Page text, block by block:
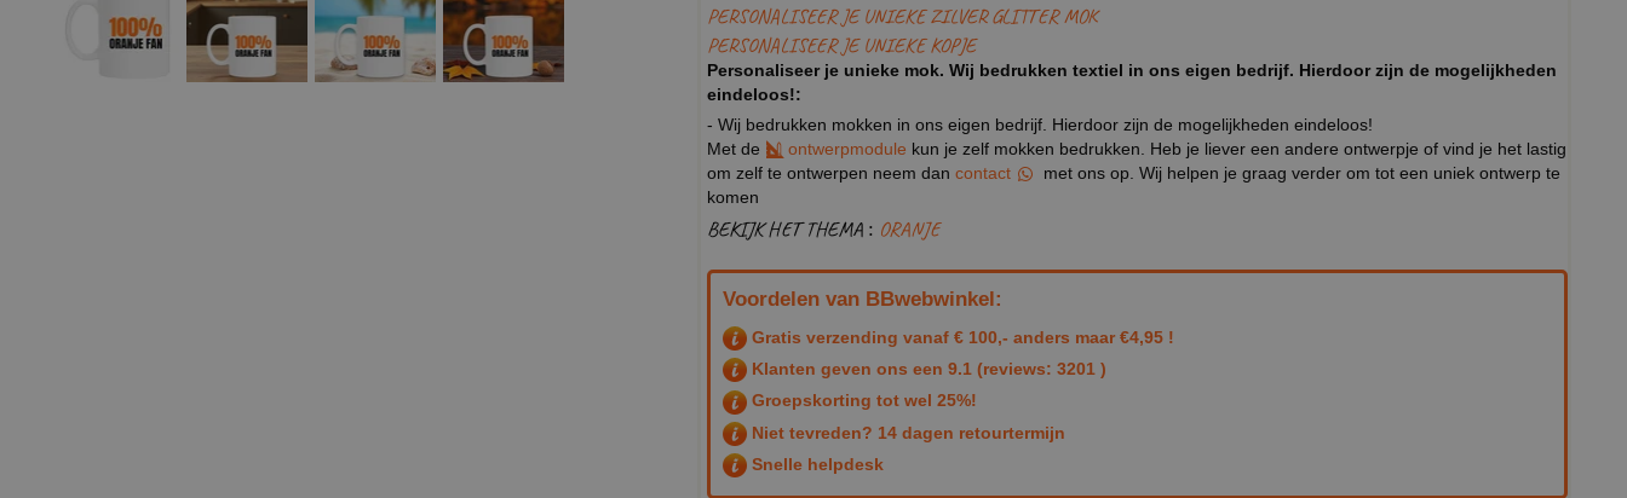
PERSONALISEER JE UNIEKE ZILVER GLITTER MOK
PERSONALISEER JE UNIEKE KOPJE
Personaliseer je unieke mok. Wij bedrukken textiel in ons eigen bedrijf. Hierdoor zijn de mogelijkheden
eindeloos!:
- Wij bedrukken mokken in ons eigen bedrijf. Hierdoor zijn de mogelijkheden eindeloos!
Met de
ontwerpmodule kun je zelf mokken bedrukken. Heb je liever een andere ontwerpje of vind je het lastig
om zelf te ontwerpen neem dan contact
met ons op. Wij helpen je graag verder om tot een uniek ontwerp te
komen
BEKIJK HET THEMA : ORANJE
Voordelen van BBwebwinkel:
Gratis verzending vanaf € 100,- anders maar €4,95 !
Klanten geven ons een 9.1 (reviews: 3201 )
Groepskorting tot wel 25%!
Niet tevreden? 14 dagen retourtermijn
Snelle helpdesk